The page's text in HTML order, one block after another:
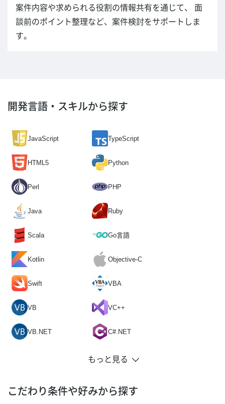
案件内容や求められる役割の情報共有を通じて、 面
談前のポイント整理など、案件検討をサポートしま
す。
開発言語・スキルから探す
JavaScript TypeScript
HTML5 Python
Perl PHP
Java Ruby
Scala Go言語
Kotlin Objective-C
Swift VBA
VB VC++
VB.NET C#.NET
こだわり条件や好みから探す